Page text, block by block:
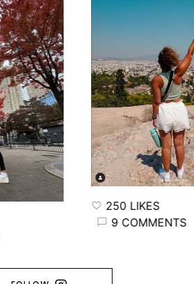
250 LIKES
9 COMMENTS